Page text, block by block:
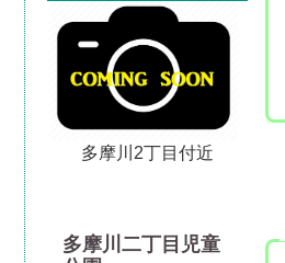
多摩川2丁目付近
多摩川二丁目児童